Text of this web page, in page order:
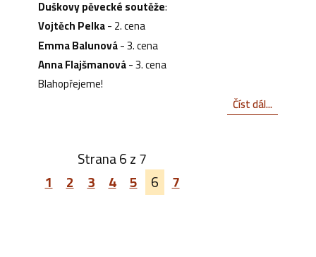
Duškovy pěvecké soutěže:
Vojtěch Pelka- 2. cena
Emma Balunová- 3. cena
Anna Flajšmanová- 3. cena
Blahopřejeme!
Číst dál...
Strana 6 z 7
1 2 3 4 5 6 7